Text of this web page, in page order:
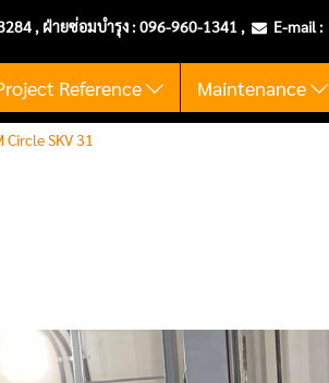
, ฝ่ายซ่อมบำรุง :096-960-1341 , E-mail :
Reference Maintenance
Circle SKV 31